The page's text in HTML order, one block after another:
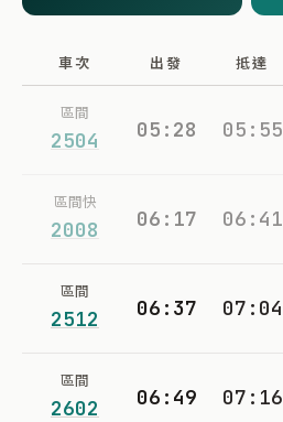
車次 出發 抵達
區間
2504 05:28 05:55
區間快
2008 06:17 06:41
區間
2512 06:37 07:04
區間
2602 06:49 07:16